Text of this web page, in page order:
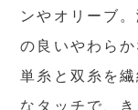
ンやオリーブ
の良いやわらか
単糸と双糸を
なタッチで、